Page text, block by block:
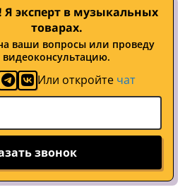
Я эксперт в музыкальных
товарах.
ваши вопросы или проведу
видеоконсультацию.
Или откройте чат
звонок